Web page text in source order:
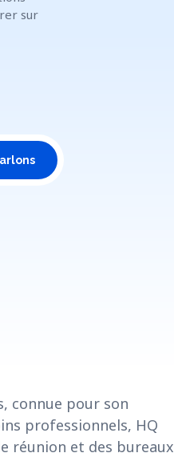
sur
connue pour son
professionnels, HQ
réunion et des bureaux